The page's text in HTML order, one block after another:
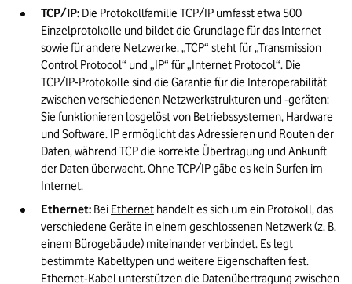
TCP/IP: Die Protokollfamilie TCP/IP umfasst etwa 500
Einzelprotokolle und bildet die Grundlage für das Internet
sowie für andere Netzwerke. „TCP“ steht für „Transmission
Control Protocol“ und „IP“ für „Internet Protocol“. Die
TCP/IP-Protokolle sind die Garantie für die Interoperabilität
zwischen verschiedenen Netzwerkstrukturen und -geräten:
Sie funktionieren losgelöst von Betriebssystemen, Hardware
und Software. IP ermöglicht das Adressieren und Routen der
Daten, während TCP die korrekte Übertragung und Ankunft
der Daten überwacht. Ohne TCP/IP gäbe es kein Surfen im
Internet.
Ethernet: Bei Ethernet handelt es sich um ein Protokoll, das
verschiedene Geräte in einem geschlossenen Netzwerk (z. B.
einem Bürogebäude) miteinander verbindet. Es legt
bestimmte Kabeltypen und weitere Eigenschaften fest.
Ethernet-Kabel unterstützen die Datenübertragung zwischen